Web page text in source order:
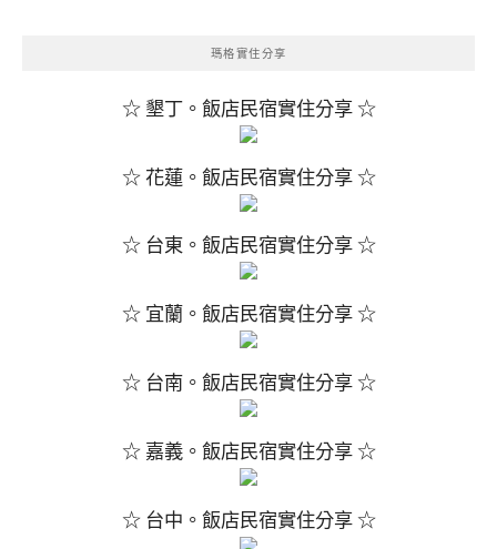
瑪格實住分享
☆ 墾丁。飯店民宿實住分享 ☆
☆ 花蓮。飯店民宿實住分享 ☆
☆ 台東。飯店民宿實住分享 ☆
☆ 宜蘭。飯店民宿實住分享 ☆
☆ 台南。飯店民宿實住分享 ☆
☆ 嘉義。飯店民宿實住分享 ☆
☆ 台中。飯店民宿實住分享 ☆